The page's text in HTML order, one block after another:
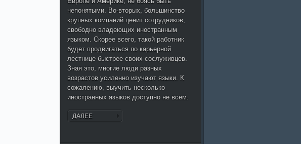
непонятыми. Во-вторых, большинство
крупных компаний ценит сотрудников,
свободно владеющих иностранным
языком. Скорее всего, такой работник
будет продвигаться по карьерной
лестнице быстрее своих сослуживцев.
Зная это, многие люди разных
возрастов усиленно изучают языки. К
сожалению, выучить несколько
иностранных языков доступно не всем.
ДАЛЕЕ